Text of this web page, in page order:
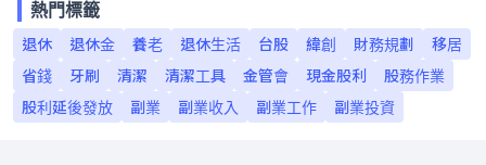
熱門標籤
退休
退休金 養老 退休生活 台股 緯創 財務規劃
移居
省錢
牙刷 清潔 清潔工具 金管會 現金股利
股務作業
股利延後發放
副業 副業收入 副業工作 副業投資